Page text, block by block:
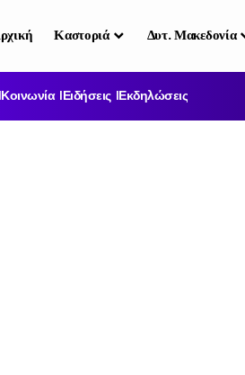
Καστοριά Δυτ. Μακεδονία
Κοινωνία Ειδήσεις Εκδηλώσεις